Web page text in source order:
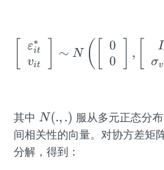
{\v
are
psil
sil
o
t}
εit
∗
vit
∼ N (
0
0
, I
σv
其中 N
(.,.)
N(., .) 服从多元正态分
间相关性的向量。对协方差矩
分解，得到：